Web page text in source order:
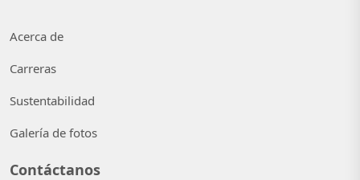
Acerca de
Carreras
Sustentabilidad
Galería de fotos
Contáctanos